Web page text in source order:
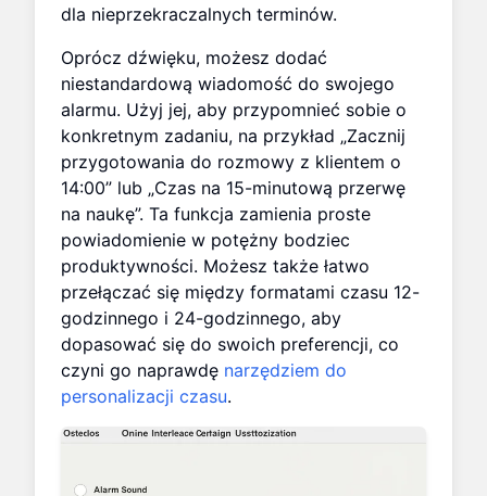
dla nieprzekraczalnych terminów.
Oprócz dźwięku, możesz dodać
niestandardową wiadomość do swojego
alarmu. Użyj jej, aby przypomnieć sobie o
konkretnym zadaniu, na przykład „Zacznij
przygotowania do rozmowy z klientem o
14:00” lub „Czas na 15-minutową przerwę
na naukę”. Ta funkcja zamienia proste
powiadomienie w potężny bodziec
produktywności. Możesz także łatwo
przełączać się między formatami czasu 12-
godzinnego i 24-godzinnego, aby
dopasować się do swoich preferencji, co
czyni go naprawdę narzędziem do
personalizacji czasu.